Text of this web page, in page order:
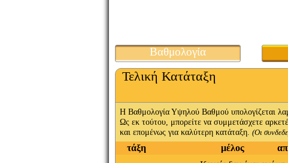
Βαθμολογία
Τελική Κατάταξη
Η Βαθμολογία Υψηλού Βαθμού υπολογίζεται
Ως εκ τούτου, μπορείτε να συμμετάσχετε
και επομένως για καλύτερη κατάταξη.(Οι
τάξη μέλος